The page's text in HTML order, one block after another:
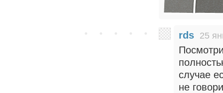
rds 25
случае
не